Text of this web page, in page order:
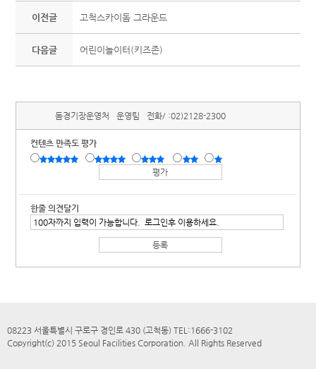
이전글 고척스카이돔 그라운드
다음글 어린이놀이터(키즈존)
돔경기장운영처 운영팀 전화/ :02)2128-2300
컨텐츠 만족도 평가
한줄 의견달기
08223 서울특별시 구로구 경인로 430 (고척동) TEL:1666-3102
Copyright(c) 2015 Seoul Facilities Corporation. All Rights Reserved